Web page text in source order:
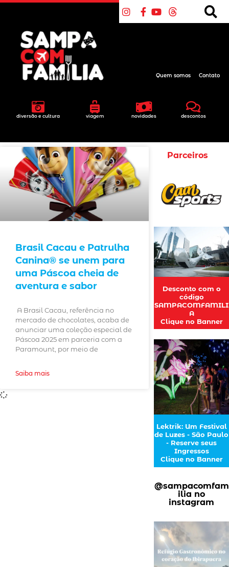
diversão e cultura viagem novidades descontos
Quem somos Contato
Brasil Cacau e Patrulha
Canina® se unem para
uma Páscoa cheia de
aventura e sabor
A Brasil Cacau, referência no
mercado de chocolates, acaba de
anunciar uma coleção especial de
Páscoa 2025 em parceria com a
Paramount, por meio de
Saiba mais
Parceiros
Desconto com o
código
SAMPACOMFAMILI
A
Clique no Banner
Lektrik: Um Festival
de Luzes - São Paulo
- Reserve seus
Ingressos
Clique no Banner
@sampacomfam
ilia no
instagram